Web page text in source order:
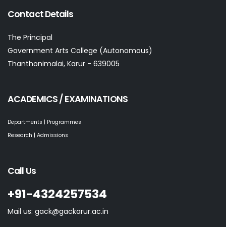
Contact Details
The Principal
Government Arts College (Autonomous)
Thanthonimalai, Karur - 639005
ACADEMICS / EXAMINATIONS
Departments | Programmes
Research | Admissions
Call Us
+91-4324257534
Mail us: gack@gackarur.ac.in